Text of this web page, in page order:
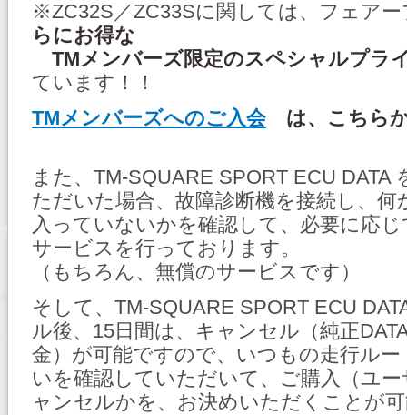
※ZC32S／ZC33Sに関しては、フェア
らにお得な
TMメンバーズ限定のスペシャルプラ
ています！！
TMメンバーズへのご入会は、こちら
また、TM-SQUARE SPORT ECU DATA
ただいた場合、故障診断機を接続し、何
入っていないかを確認して、必要に応
サービスを行っております。
（もちろん、無償のサービスです）
そして、TM-SQUARE SPORT ECU
ル後、15日間は、キャンセル（純正
金）が可能ですので、いつもの走行ル
いを確認していただいて、ご購入（ユ
ャンセルかを、お決めいただくことが